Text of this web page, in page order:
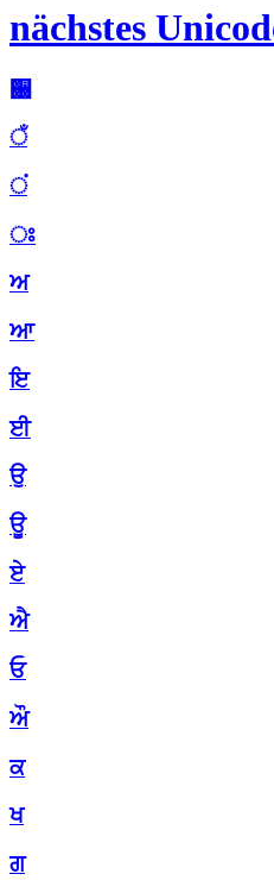
nächstes
਀
ਁ
ਂ
ਃ
ਅ
ਆ
ਇ
ਈ
ਉ
ਊ
ਏ
ਐ
ਓ
ਔ
ਕ
ਖ
ਗ